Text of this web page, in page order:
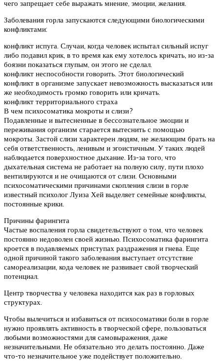
чего запрещает себе выражать мнение, эмоции, желания.
Заболевания горла запускаются следующими биологическими
конфликтами:
конфликт испуга. Случаи, когда человек испытал сильный испуг
либо подавил крик, в то время как ему хотелось кричать, но из-за
боязни показаться глупым, он этого не сделал.
конфликт неспособности говорить. Этот биологический
конфликт в организме запускает невозможность высказаться или
же необходимость громко говорить или кричать.
конфликт территориального страха
В чем психосоматика мокроты и слизи?
Подавленные и вытесненные в бессознательное эмоции и
переживания организм старается вытеснить с помощью
мокроты. Застой слизи характерен людям, не желающим брать на
себя ответственность, ленивым и эгоистичным. У таких людей
наблюдается поверхностное дыхание. Из-за того, что
дыхательная система не работает на полную силу, пути плохо
вентилируются и не очищаются от слизи. Основными
психосоматическими причинами скопления слизи в горле
известный психолог Луиза Хей выделяет семейные конфликты,
постоянные крики.
Причины фарингита
Частые воспаления горла свидетельствуют о том, что человек
постоянно недоволен своей жизнью. Психосоматика фарингита
кроется в подавляемых приступах раздражения и гнева. Еще
одной причиной такого заболевания выступает отсутствие
самореализации, кода человек не развивает свой творческий
потенциал.
Центр творчества у человека находится как раз в горловых
структурах.
Чтобы вылечиться и избавиться от психосоматики боли в горле
нужно проявлять активность в творческой сфере, пользоваться
любыми возможностями для самовыражения, даже
незначительными. Не обязательно это делать постоянно. Даже
что-то незначительное уже подействует положительно.